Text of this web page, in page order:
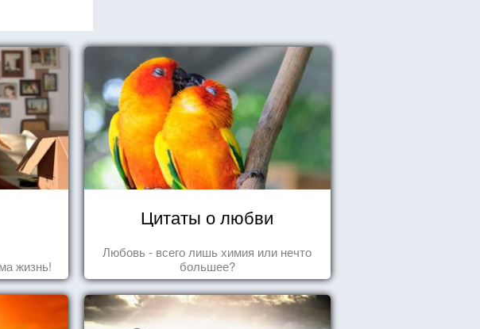
жизнь!
Цитаты о любви
Любовь - всего лишь химия или нечто
большее?